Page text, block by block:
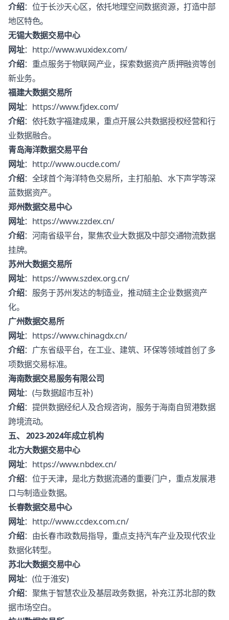
介绍：位于长沙天心区，依托地理空间数据资源，打造中部
地区特色。
无锡大数据交易中心
网址： http://www.wuxidex.com/
介绍：重点服务于物联网产业，探索数据资产质押融资等创
新业务。
福建大数据交易所
网址： https://www.fjdex.com/
介绍：依托数字福建成果，重点开展公共数据授权经营和行
业数据融合。
青岛海洋数据交易平台
网址： http://www.oucde.com/
介绍：全球首个海洋特色交易所，主打船舶、水下声学等深
蓝数据资产。
郑州数据交易中心
网址： https://www.zzdex.cn/
介绍：河南省级平台，聚焦农业大数据及中部交通物流数据
挂牌。
苏州大数据交易所
网址： https://www.szdex.org.cn/
介绍：服务于苏州发达的制造业，推动链主企业数据资产
化。
广州数据交易所
网址： https://www.chinagdx.cn/
介绍：广东省级平台，在工业、建筑、环保等领域首创了多
项数据交易标准。
海南数据交易服务有限公司
网址：(与数据超市互补)
介绍：提供数据经纪人及合规咨询，服务于海南自贸港数据
跨境流动。
五、 2023-2024年成立机构
北方大数据交易中心
网址： https://www.nbdex.cn/
介绍：位于天津，是北方数据流通的重要门户，重点发展港
口与制造业数据。
长春数据交易中心
网址： http://www.ccdex.com.cn/
介绍：由长春市政数局指导，重点支持汽车产业及现代农业
数据化转型。
苏北大数据交易中心
网址：(位于淮安)
介绍：聚焦于智慧农业及基层政务数据，补充江苏北部的数
据市场空白。